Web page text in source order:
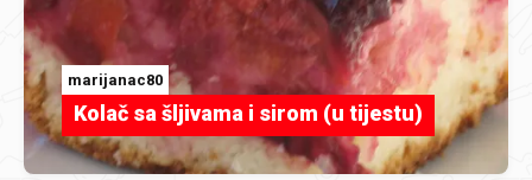
marijanac80
Kolač sa šljivama i sirom (u tijestu)